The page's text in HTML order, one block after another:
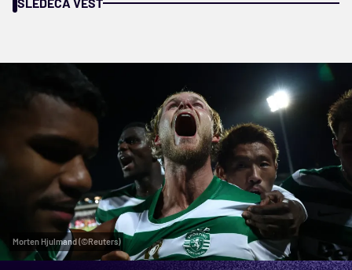
Morten Hjulmand (©Reuters)